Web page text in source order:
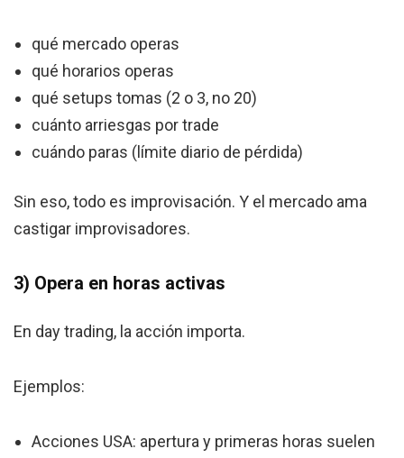
qué mercado operas
qué horarios operas
qué setups tomas (2 o 3, no 20)
cuánto arriesgas por trade
cuándo paras (límite diario de pérdida)
Sin eso, todo es improvisación. Y el mercado ama
castigar improvisadores.
3) Opera en horas activas
En day trading, la acción importa.
Ejemplos:
Acciones USA: apertura y primeras horas suelen